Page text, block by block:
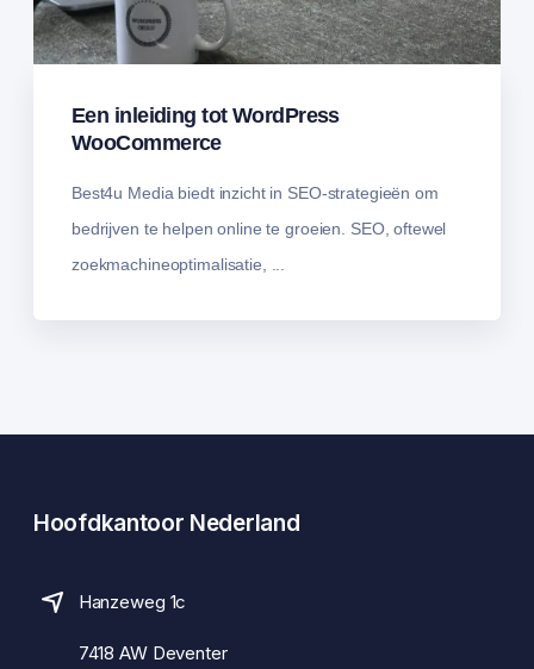
Een inleiding tot WordPress
WooCommerce
Best4u Media biedt inzicht in SEO-strategieën om
bedrijven te helpen online te groeien. SEO, oftewel
zoekmachineoptimalisatie, ...
Hoofdkantoor Nederland
Hanzeweg 1c
7418 AW Deventer